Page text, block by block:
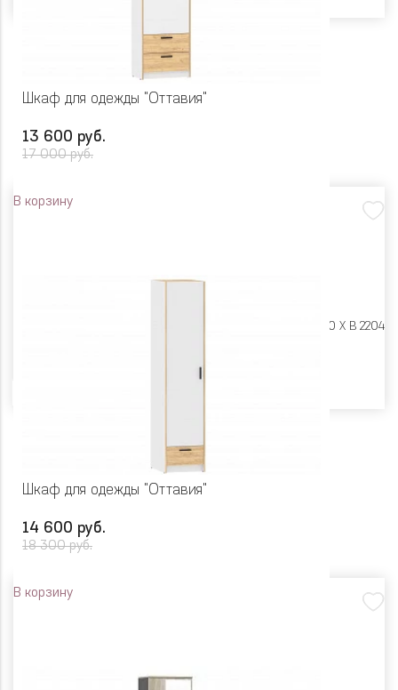
Шкаф для одежды "Оттавия"
13 600 руб.
17 000 руб.
В корзину
Ш 600 X Г 400 X В 2204
Шкаф для одежды "Оттавия"
14 600 руб.
18 300 руб.
В корзину